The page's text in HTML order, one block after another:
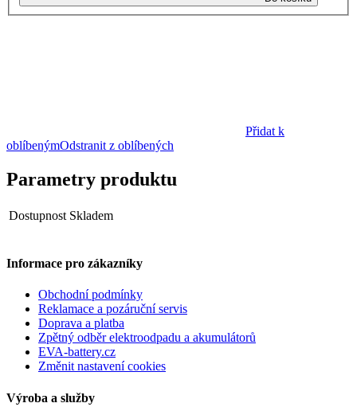
Přidat k
oblíbenýmOdstranit z oblíbených
Parametry produktu
Dostupnost Skladem
Informace pro zákazníky
Obchodní podmínky
Reklamace a pozáruční servis
Doprava a platba
Zpětný odběr elektroodpadu a akumulátorů
EVA-battery.cz
Změnit nastavení cookies
Výroba a služby